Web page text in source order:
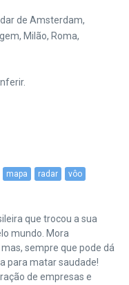
de Amsterdam,
Milão, Roma,
mapa radar vôo
que trocou a sua
mundo. Mora
sempre que pode dá
para matar saudade!
de empresas e